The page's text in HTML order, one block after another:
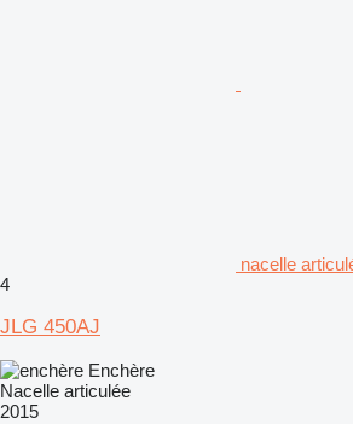
nacelle
4
JLG 450AJ
Enchère
Nacelle articulée
2015